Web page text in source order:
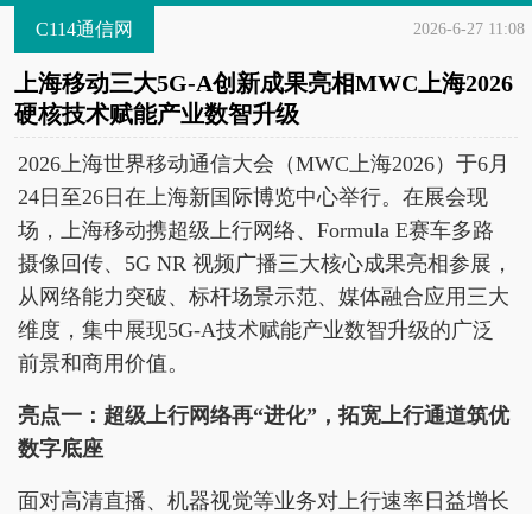
C114通信网 2026-6-27 11:08
上海移动三大5G-A创新成果亮相MWC上海2026
硬核技术赋能产业数智升级
2026上海世界移动通信大会（MWC上海2026）于6月
24日至26日‌在‌上海新国际博览中心‌举行。在展会现
场，上海移动携超级上行网络、Formula E赛车多路
摄像回传、5G NR 视频广播三大核心成果亮相参展，
从网络能力突破、标杆场景示范、媒体融合应用三大
维度，集中展现5G-A技术赋能产业数智升级的广泛
前景和商用价值。
亮点一：超级上行网络再“进化”，拓宽上行通道筑优
数字底座
面对高清直播、机器视觉等业务对上行速率日益增长